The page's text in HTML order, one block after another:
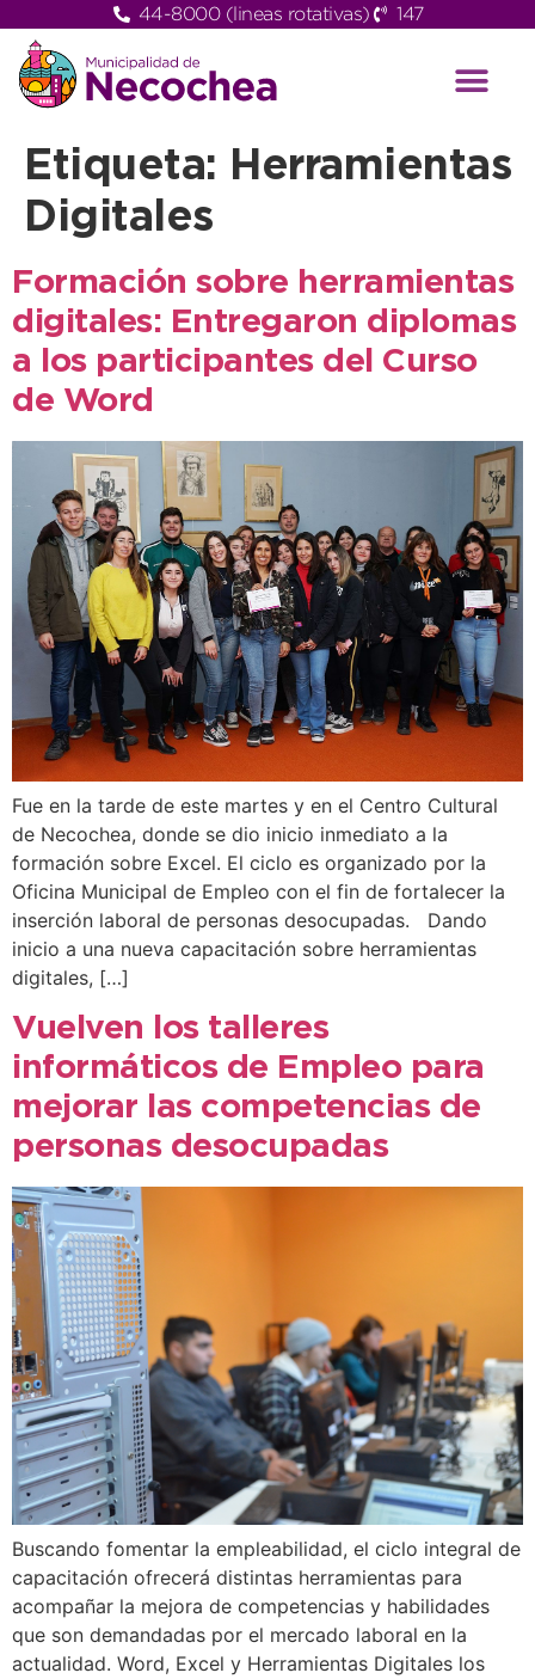
44-8000 (lineas rotativas) 147
Etiqueta:
Herramientas
Digitales
Formación sobre herramientas
digitales: Entregaron diplomas
a los participantes del Curso
de Word
Fue en la tarde de este martes y en el Centro Cultural
de Necochea, donde se dio inicio inmediato a la
formación sobre Excel. El ciclo es organizado por la
Oficina Municipal de Empleo con el fin de fortalecer la
inserción laboral de personas desocupadas. Dando
inicio a una nueva capacitación sobre herramientas
digitales, […]
Vuelven los talleres
informáticos de Empleo para
mejorar las competencias de
personas desocupadas
Buscando fomentar la empleabilidad, el ciclo integral de
capacitación ofrecerá distintas herramientas para
acompañar la mejora de competencias y habilidades
que son demandadas por el mercado laboral en la
actualidad. Word, Excel y Herramientas Digitales los